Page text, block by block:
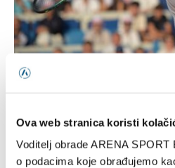
Ova web stranica koristi
Voditelj obrade ARENA
o podacima koje obrađujemo
Džumhur opravdao ulogu